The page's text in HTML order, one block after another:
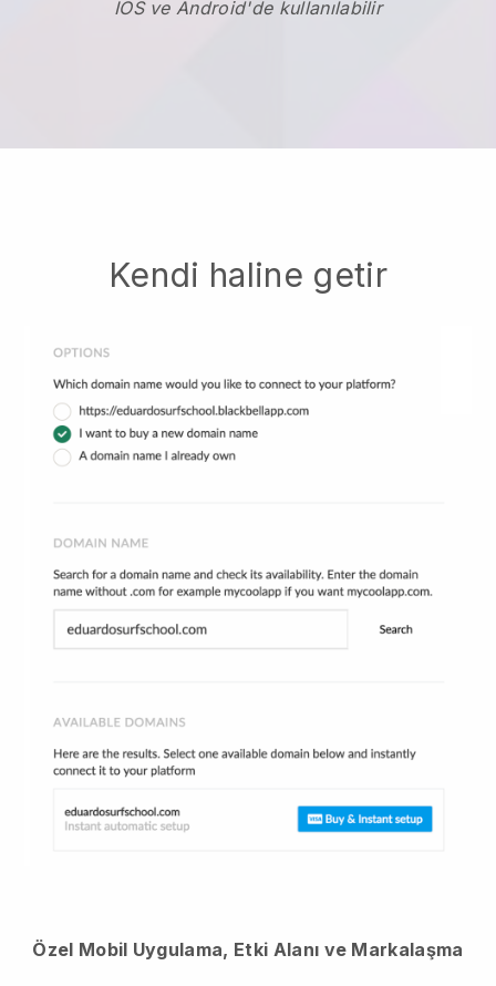
IOS ve Android'de kullanılabilir
Kendi haline getir
Özel Mobil Uygulama, Etki Alanı ve Markalaşma